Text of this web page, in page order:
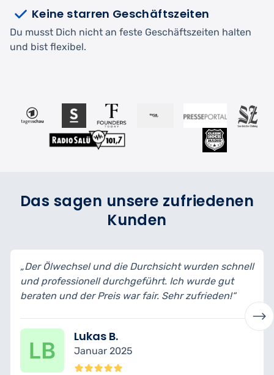
Keine starren Geschäftszeiten
Du musst Dich nicht an feste Geschäftszeiten halten
und bist flexibel.
Das sagen unsere zufriedenen
Kunden
die Durchsicht wurden schnell
Ich wurde gut
war fair. Sehr zufrieden!“
„Ich habe mein Auto
bin wirklich begeistert
transparent erklärt und